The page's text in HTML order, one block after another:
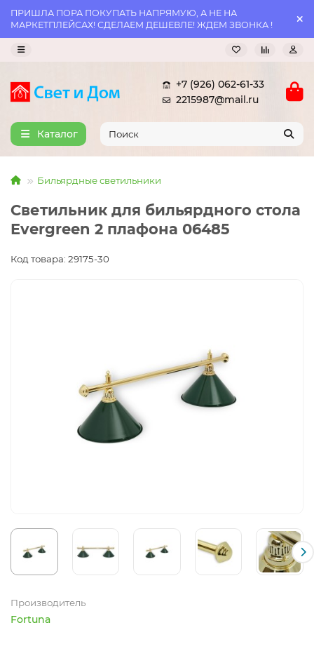
ПРИШЛА ПОРА ПОКУПАТЬ НАПРЯМУЮ, А НЕ НА
МАРКЕТПЛЕЙСАХ! СДЕЛАЕМ ДЕШЕВЛЕ! ЖДЕМ ЗВОНКА !
+7 (926) 062-61-33
2215987@mail.ru
Каталог
Бильярдные светильники
Светильник для бильярдного стола
Evergreen 2 плафона 06485
Код товара: 29175-30
Производитель
Fortuna